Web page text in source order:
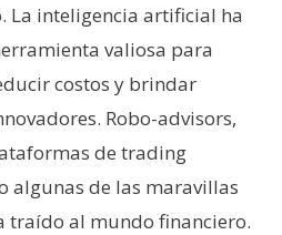
La inteligencia artificial ha
valiosa para
costos y brindar
Robo-advisors,
de trading
algunas de las maravillas
traído al mundo financiero.